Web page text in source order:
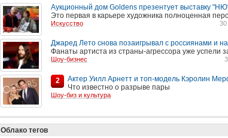
Аукционный дом Goldens презентует выставку
Это первая в карьере художника полноценная
Искусство 30
Джаред Лето снова позаигрывал с россиянами и
Фанаты артиста из страны-агрессора уже успели
Шоу-бизнес
2
Актер Уилл Арнетт и топ-модель Кэролин
Что известно о разрыве пары
Шоу-биз и культура
Облако тегов